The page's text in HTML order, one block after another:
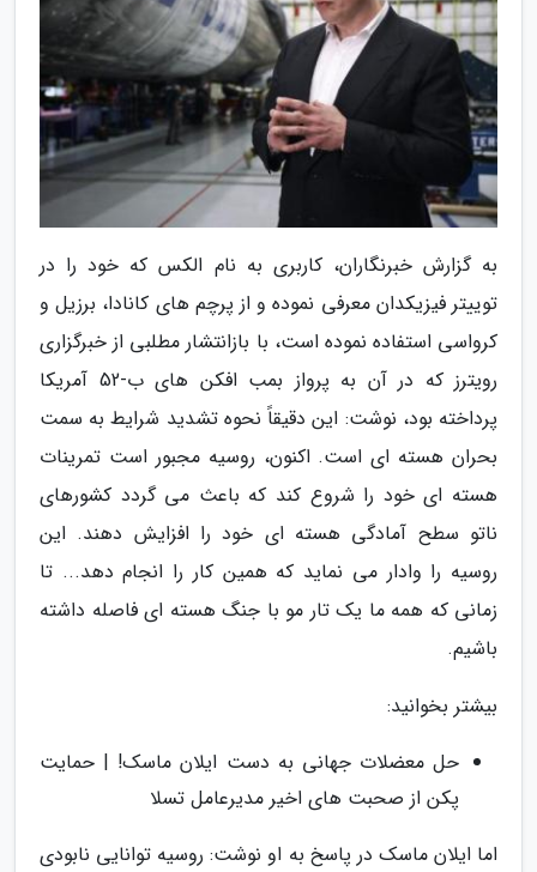
به گزارش خبرنگاران، کاربری به نام الکس که خود را در
توییتر فیزیکدان معرفی نموده و از پرچم های کانادا، برزیل و
کرواسی استفاده نموده است، با بازانتشار مطلبی از خبرگزاری
رویترز که در آن به پرواز بمب افکن های ب-52 آمریکا
پرداخته بود، نوشت: این دقیقاً نحوه تشدید شرایط به سمت
بحران هسته ای است. اکنون، روسیه مجبور است تمرینات
هسته ای خود را شروع کند که باعث می گردد کشورهای
ناتو سطح آمادگی هسته ای خود را افزایش دهند. این
روسیه را وادار می نماید که همین کار را انجام دهد... تا
زمانی که همه ما یک تار مو با جنگ هسته ای فاصله داشته
باشیم.
بیشتر بخوانید:
حل معضلات جهانی به دست ایلان ماسک! | حمایت
پکن از صحبت های اخیر مدیرعامل تسلا
اما ایلان ماسک در پاسخ به او نوشت: روسیه توانایی نابودی